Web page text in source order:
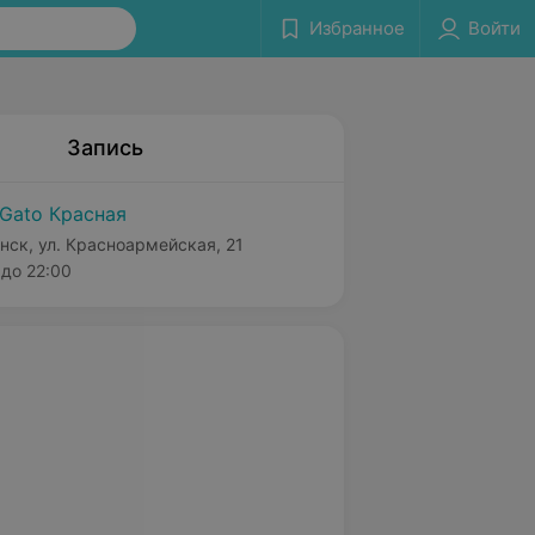
Избранное Войти
Запись
Красная
ул. Красноармейская, 21
до 22:00